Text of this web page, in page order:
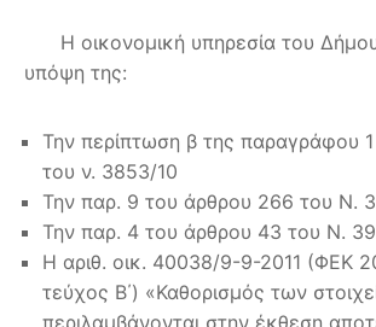
Η οικονομική υπηρεσία του
υπόψη της:
Την περίπτωση β της παραγράφου
του ν. 3853/10
Την παρ. 9 του άρθρου 266 του Ν.
Την παρ. 4 του άρθρου 43 του Ν.
Η αριθ. οικ. 40038/9-9-2011 (ΦΕΚ
τεύχος Β΄) «Καθορισμός των
περιλαμβάνονται στην έκθεση